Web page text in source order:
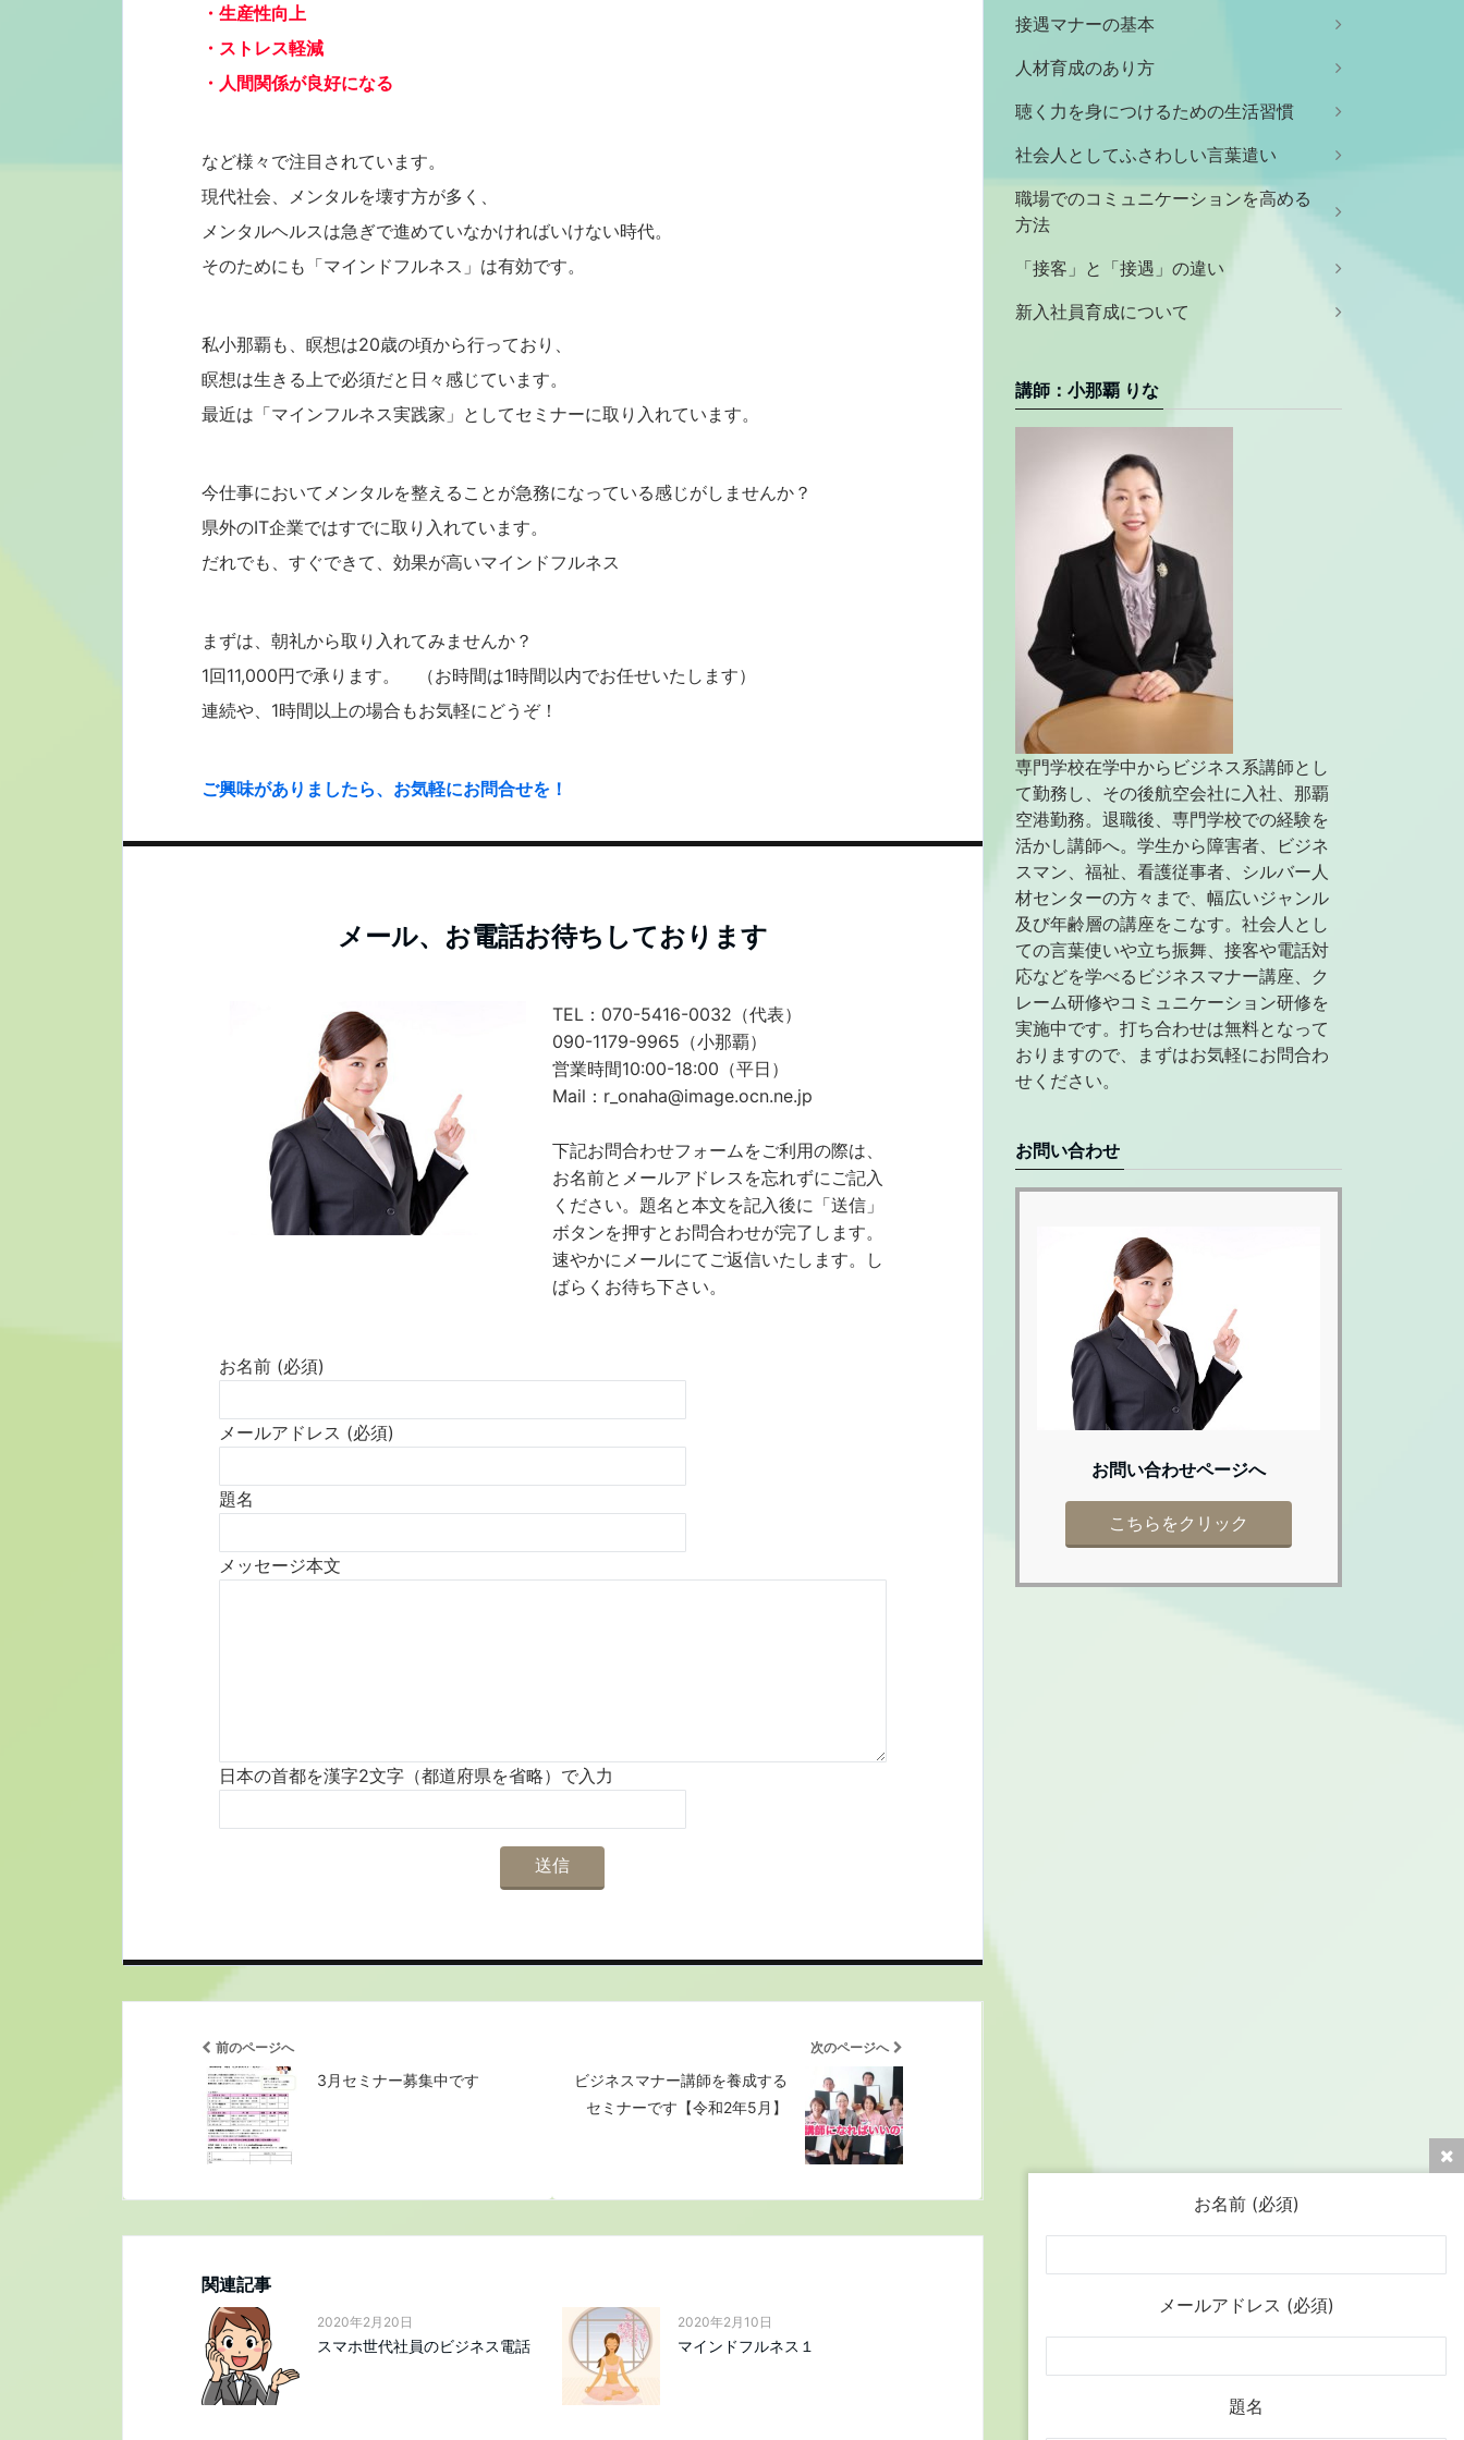
・生産性向上
・ストレス軽減
・人間関係が良好になる
など様々で注目されています。
現代社会、メンタルを壊す方が多く、
メンタルヘルスは急ぎで進めていなかければいけない時代。
そのためにも「マインドフルネス」は有効です。
私小那覇も、瞑想は20歳の頃から行っており、
瞑想は生きる上で必須だと日々感じています。
最近は「マインフルネス実践家」としてセミナーに取り入れています。
今仕事においてメンタルを整えることが急務になっている感じがしませんか？
県外のIT企業ではすでに取り入れています。
だれでも、すぐできて、効果が高いマインドフルネス
まずは、朝礼から取り入れてみませんか？
1回11,000円で承ります。 （お時間は1時間以内でお任せいたします）
連続や、1時間以上の場合もお気軽にどうぞ！
ご興味がありましたら、お気軽にお問合せを！
メール、お電話お待ちしております
TEL：070-5416-0032（代表）
090-1179-9965（小那覇）
営業時間10:00-18:00（平日）
Mail：r_onaha@image.ocn.ne.jp
下記お問合わせフォームをご利用の際は、
お名前とメールアドレスを忘れずにご記入
ください。題名と本文を記入後に「送信」
ボタンを押すとお問合わせが完了します。
速やかにメールにてご返信いたします。し
ばらくお待ち下さい。
お名前 (必須)
メールアドレス (必須)
題名
メッセージ本文
日本の首都を漢字2文字（都道府県を省略）で入力
前のページへ
3月セミナー募集中です
次のページへ
ビジネスマナー講師を養成する
セミナーです【令和2年5月】
関連記事
2020年2月20日
スマホ世代社員のビジネス電話
2020年2月10日
マインドフルネス１
接遇マナーの基本
人材育成のあり方
聴く力を身につけるための生活習慣
社会人としてふさわしい言葉遣い
職場でのコミュニケーションを高める
方法
「接客」と「接遇」の違い
新入社員育成について
講師：小那覇 りな
専門学校在学中からビジネス系講師とし
て勤務し、その後航空会社に入社、那覇
空港勤務。退職後、専門学校での経験を
活かし講師へ。学生から障害者、ビジネ
スマン、福祉、看護従事者、シルバー人
材センターの方々まで、幅広いジャンル
及び年齢層の講座をこなす。社会人とし
ての言葉使いや立ち振舞、接客や電話対
応などを学べるビジネスマナー講座、ク
レーム研修やコミュニケーション研修を
実施中です。打ち合わせは無料となって
おりますので、まずはお気軽にお問合わ
せください。
お問い合わせ
お問い合わせページへ
こちらをクリック
お名前 (必須)
メールアドレス (必須)
題名